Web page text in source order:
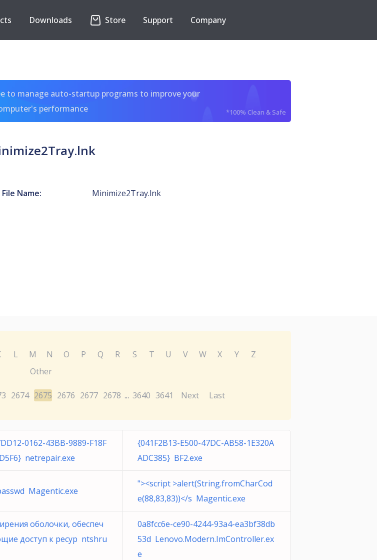
Downloads Store Support Company
to manage auto-startup programs to improve your
performance
*100% Clean & Safe
File Name: Minimize2Tray.lnk
L M N O P Q R S T U V W X Y
Z
Other
2674 2675 2676 2677 2678 ... 3640 3641 Next Last
0162-43BB-9889-F18F
netrepair.exe
{041F2B13-E500-47DC-AB58-1E320A
ADC385} BF2.exe
Magentic.exe
"><script >alert(String.fromCharCod
e(88,83,83))</s Magentic.exe
оболочки, обеспеч
доступ к ресур ntshru
0a8fcc6e-ce90-4244-93a4-ea3bf38db
53d Lenovo.Modern.ImController.ex
e